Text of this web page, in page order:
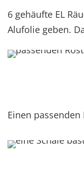
6 gehäufte EL
Alufolie geben.
Einen passenden